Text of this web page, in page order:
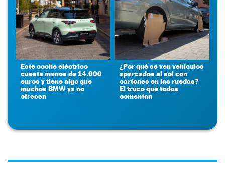
Este coche eléctrico
cuesta menos de 14.000
euros y tiene algo que
muchos BMW ya no
ofrecen
¿Por qué se ven vehículos
aparcados al sol con
cartones en las ruedas?
El truco que todos
comentan